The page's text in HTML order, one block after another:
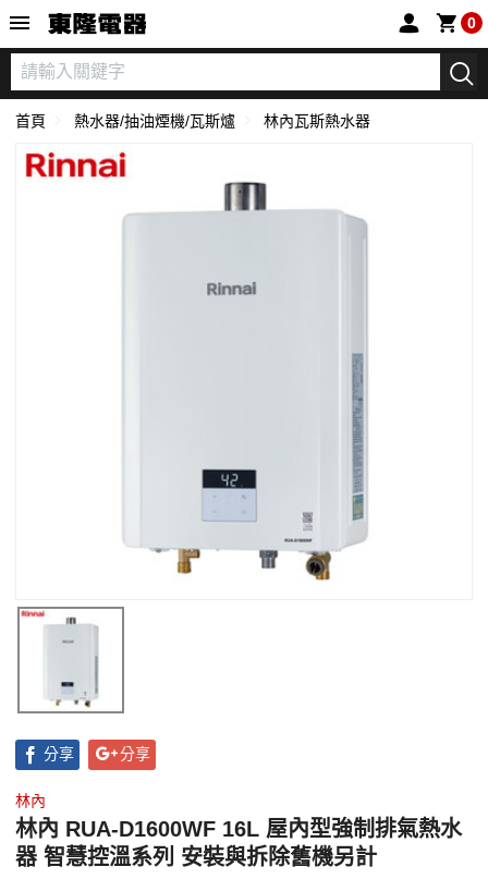
0
首頁 熱水器/抽油煙機/瓦斯爐 林內瓦斯熱水器
分享 分享
林內
林內 RUA-D1600WF 16L 屋內型強制排氣熱水
器 智慧控溫系列 安裝與拆除舊機另計